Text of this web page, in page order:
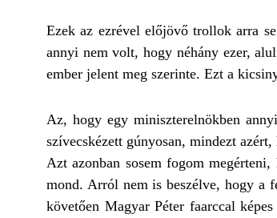
Ezek az ezrével előjövő trollok arra
annyi nem volt, hogy néhány ezer,
ember jelent meg szerinte. Ezt a
Az, hogy egy miniszterelnökben
szívecskézett gúnyosan, mindezt
Azt azonban sosem fogom
mond. Arról nem is beszélve, hogy a
követően Magyar Péter faarccal